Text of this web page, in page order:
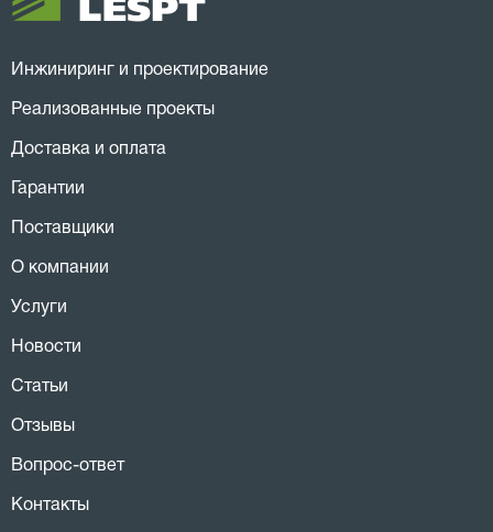
Инжиниринг и проектирование
Реализованные проекты
Доставка и оплата
Гарантии
Поставщики
О компании
Услуги
Новости
Статьи
Отзывы
Вопрос-ответ
Контакты